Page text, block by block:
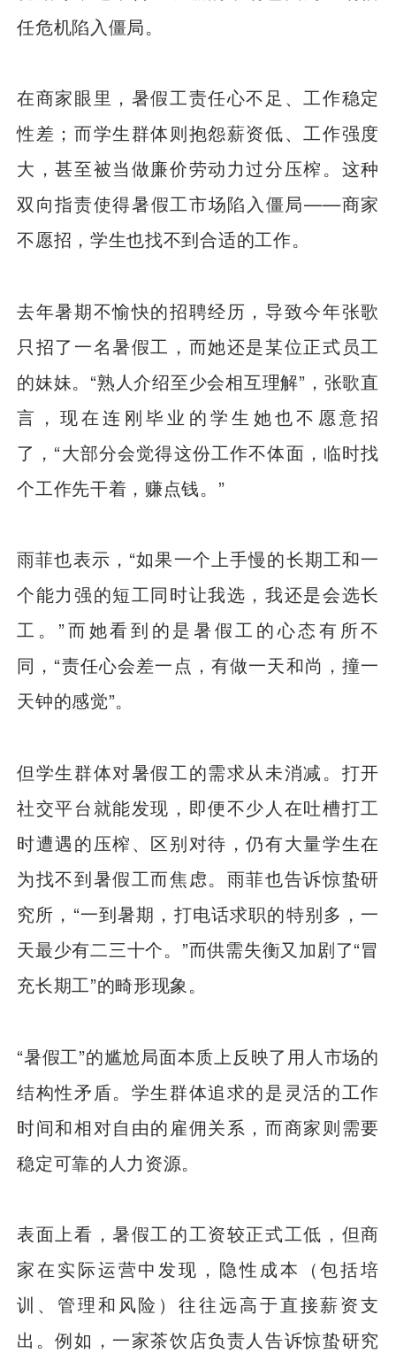
任危机陷入僵局。
在商家眼里，暑假工责任心不足、工作稳定
性差；而学生群体则抱怨薪资低、工作强度
大，甚至被当做廉价劳动力过分压榨。这种
双向指责使得暑假工市场陷入僵局——商家
不愿招，学生也找不到合适的工作。
去年暑期不愉快的招聘经历，导致今年张歌
只招了一名暑假工，而她还是某位正式员工
的妹妹。“熟人介绍至少会相互理解”，张歌直
言，现在连刚毕业的学生她也不愿意招
了，“大部分会觉得这份工作不体面，临时找
个工作先干着，赚点钱。”
雨菲也表示，“如果一个上手慢的长期工和一
个能力强的短工同时让我选，我还是会选长
工。”而她看到的是暑假工的心态有所不
同，“责任心会差一点，有做一天和尚，撞一
天钟的感觉”。
但学生群体对暑假工的需求从未消减。打开
社交平台就能发现，即便不少人在吐槽打工
时遭遇的压榨、区别对待，仍有大量学生在
为找不到暑假工而焦虑。雨菲也告诉惊蛰研
究所，“一到暑期，打电话求职的特别多，一
天最少有二三十个。”而供需失衡又加剧了“冒
充长期工”的畸形现象。
“暑假工”的尴尬局面本质上反映了用人市场的
结构性矛盾。学生群体追求的是灵活的工作
时间和相对自由的雇佣关系，而商家则需要
稳定可靠的人力资源。
表面上看，暑假工的工资较正式工低，但商
家在实际运营中发现，隐性成本（包括培
训、管理和风险）往往远高于直接薪资支
出。例如，一家茶饮店负责人告诉惊蛰研究